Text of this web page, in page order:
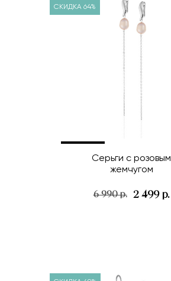
СКИДКА 64%
Серьги с розовым
жемчугом
6 990 р. 2 499 р.